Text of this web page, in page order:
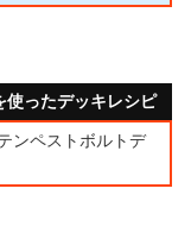
使ったデッキレシピ
ンペストボルトデ